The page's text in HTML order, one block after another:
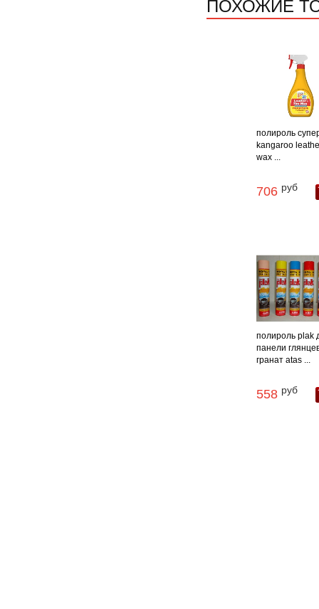
полироль
kangaroo
wax ...
706 руб
полироль plak
панели
гранат atas ...
558 руб